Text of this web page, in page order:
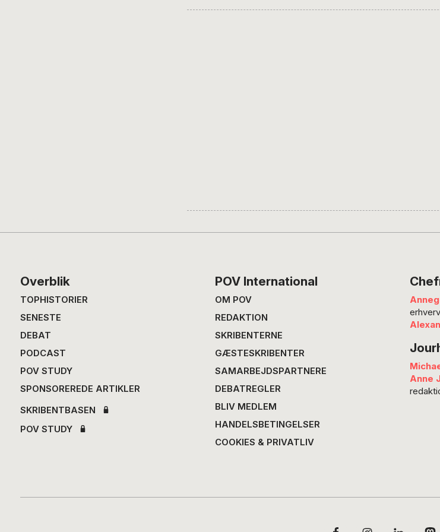
grundlæggende
hvad kommer der så
Footer
Overblik
TOPHISTORIER
SENESTE
DEBAT
PODCAST
POV STUDY
SPONSOREREDE ARTIKLER
SKRIBENTBASEN
POV STUDY
POV International
OM POV
REDAKTION
SKRIBENTERNE
GÆSTESKRIBENTER
SAMARBEJDSPARTNERE
DEBATREGLER
BLIV MEDLEM
HANDELSBETINGELSER
COOKIES & PRIVATLIV
Anne